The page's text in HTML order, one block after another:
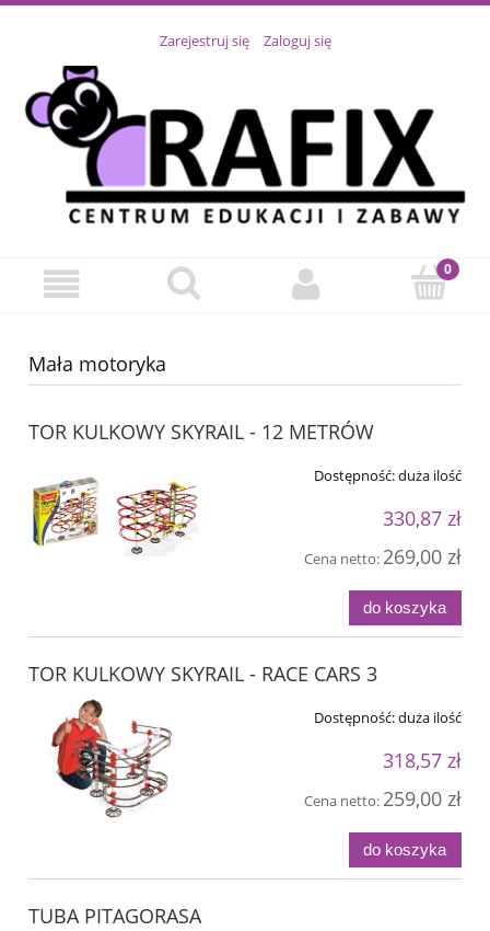
Zarejestruj się Zaloguj się
Mała motoryka
TOR KULKOWY SKYRAIL - 12 METRÓW
Dostępność:duża ilość
330,87 zł
Cena netto: 269,00 zł
do koszyka
TOR KULKOWY SKYRAIL - RACE CARS 3
Dostępność:duża ilość
318,57 zł
Cena netto: 259,00 zł
do koszyka
TUBA PITAGORASA